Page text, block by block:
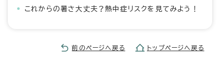
これからの暑さ大丈夫？熱中症リスクを見てみよう！
前のページへ戻る トップページへ戻る